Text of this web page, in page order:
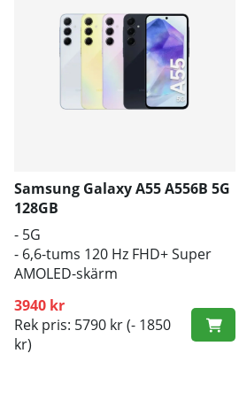
Samsung Galaxy A55 A556B 5G
128GB
- 5G
- 6,6-tums 120 Hz FHD+ Super
AMOLED-skärm
3940 kr
Rek pris: 5790 kr(- 1850
kr)